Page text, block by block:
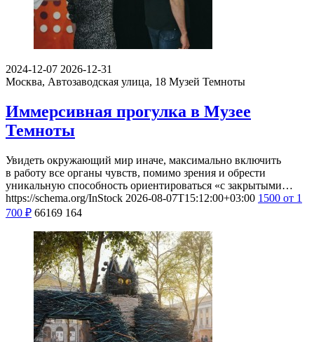
2024-12-07 2026-12-31
Москва, Автозаводская улица, 18 Музей Темноты
Иммерсивная прогулка в Музее
Темноты
Увидеть окружающий мир иначе, максимально включить
в работу все органы чувств, помимо зрения и обрести
уникальную способность ориентироваться «с закрытыми…
https://schema.org/InStock 2026-08-07T15:12:00+03:00 1500 от 1
700 ₽ 66169 164